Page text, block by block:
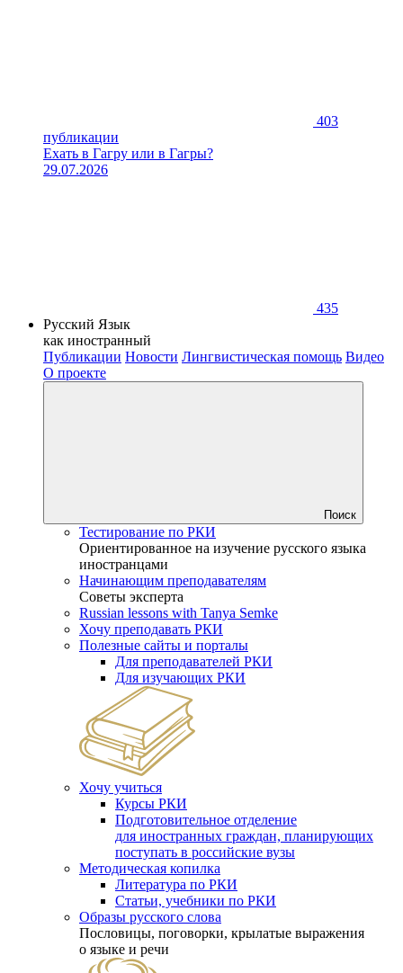
403
публикации
Ехать в Гагру или в Гагры?
29.07.2026
435
Русский Язык
как иностранный
Публикации Новости Лингвистическая помощь Видео
О проекте
Поиск
Тестирование по РКИ
Ориентированное на изучение русского языка
иностранцами
Начинающим преподавателям
Советы эксперта
Russian lessons with Tanya Semke
Хочу преподавать РКИ
Полезные сайты и порталы
Для преподавателей РКИ
Для изучающих РКИ
Хочу учиться
Курсы РКИ
Подготовительное отделение
для иностранных граждан, планирующих
поступать в российские вузы
Методическая копилка
Литература по РКИ
Статьи, учебники по РКИ
Образы русского слова
Пословицы, поговорки, крылатые выражения
о языке и речи